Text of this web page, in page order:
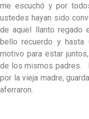
me escuchó y por
ustedes hayan sido
de aquel llanto regado
bello recuerdo y hasta
motivo para estar
de los mismos padres.
por la vieja madre,
aferraron.